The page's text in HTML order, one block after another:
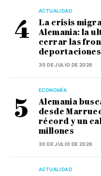
ACTUALIDAD
La crisis
Alemania: la
cerrar las
deportaciones
30 DE JULIO DE 2026
ECONOMÍA
Alemania
desde
récord y un
millones
30 DE JULIO DE 2026
ACTUALIDAD